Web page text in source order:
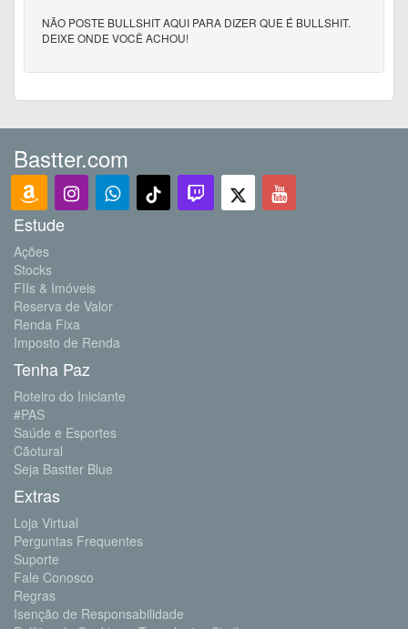
NÃO POSTE BULLSHIT AQUI PARA DIZER QUE É BULLSHIT.
DEIXE ONDE VOCÊ ACHOU!
Bastter.com
Estude
Ações
Stocks
FIIs & Imóveis
Reserva de Valor
Renda Fixa
Imposto de Renda
Tenha Paz
Roteiro do Iniciante
#PAS
Saúde e Esportes
Cãotural
Seja Bastter Blue
Extras
Loja Virtual
Perguntas Frequentes
Suporte
Fale Conosco
Regras
Isenção de Responsabilidade